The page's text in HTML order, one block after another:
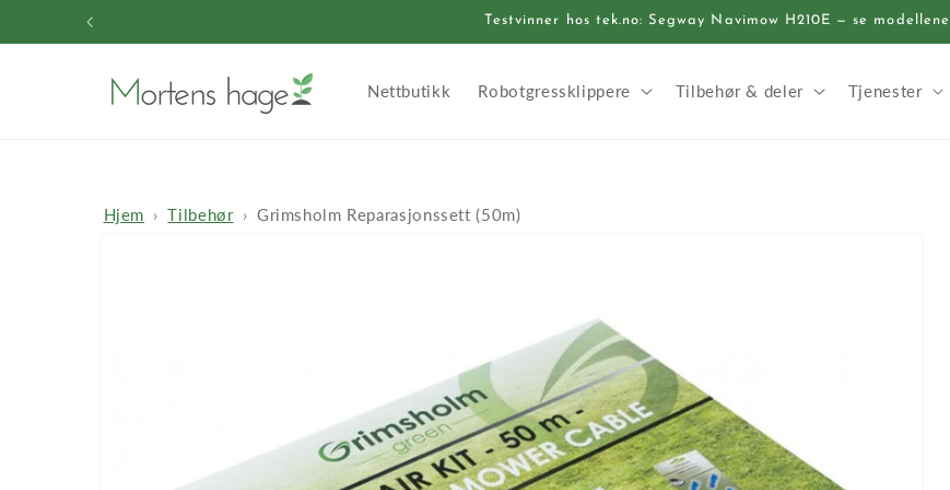
innholdet
Testvinner hos tek.no: Segway Navimow H210E — se modellene
Nettbutikk Robotgressklippere Tilbehør & deler Tjenester
Hjem Tilbehør Grimsholm Reparasjonssett (50m)